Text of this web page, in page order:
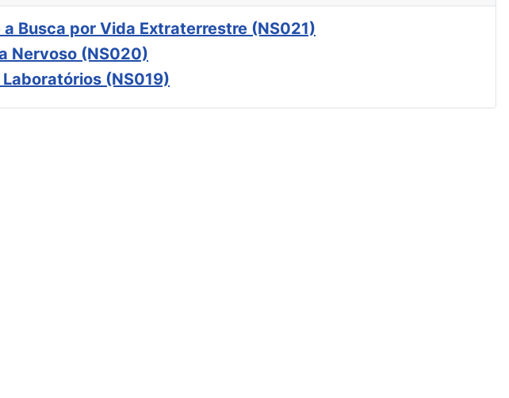
Busca por Vida Extraterrestre (NS021)
Nervoso (NS020)
(NS019)